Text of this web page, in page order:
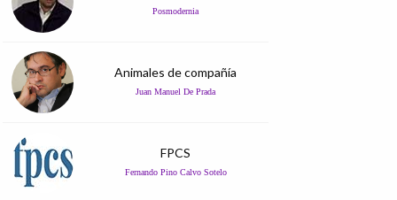
Posmodernia
Animales de compañía
Juan Manuel De Prada
FPCS
Fernando Pino Calvo Sotelo